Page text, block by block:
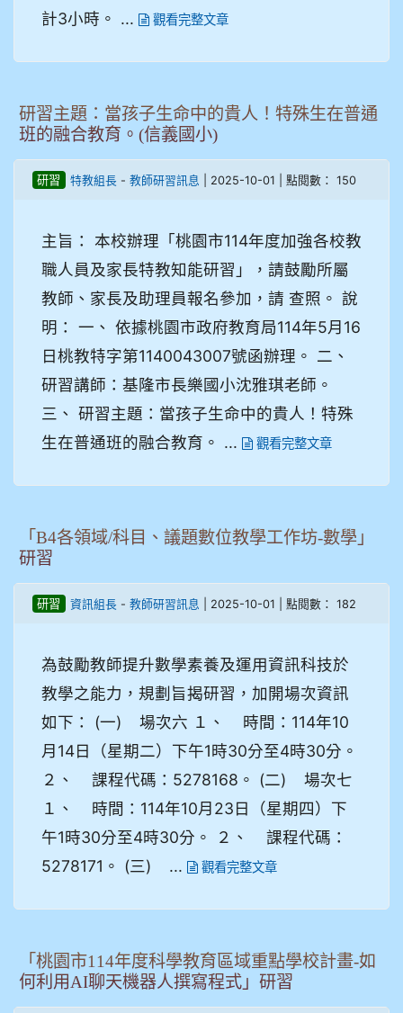
計3小時。 ...
觀看完整文章
研習主題：當孩子生命中的貴人！特殊生在普通
班的融合教育。(信義國小)
研習 特教組長 - 教師研習訊息 | 2025-10-01 | 點閱數： 150
主旨： 本校辦理「桃園市114年度加強各校教
職人員及家長特教知能研習」，請鼓勵所屬
教師、家長及助理員報名參加，請 查照。 說
明： 一、 依據桃園市政府教育局114年5月16
日桃教特字第1140043007號函辦理。 二、
研習講師：基隆市長樂國小沈雅琪老師。
三、 研習主題：當孩子生命中的貴人！特殊
生在普通班的融合教育。 ...
觀看完整文章
「B4各領域/科目、議題數位教學工作坊-數學」
研習
研習 資訊組長 - 教師研習訊息 | 2025-10-01 | 點閱數： 182
為鼓勵教師提升數學素養及運用資訊科技於
教學之能力，規劃旨揭研習，加開場次資訊
如下： (一) 場次六 １、 時間：114年10
月14日（星期二）下午1時30分至4時30分。
２、 課程代碼：5278168。 (二) 場次七
１、 時間：114年10月23日（星期四）下
午1時30分至4時30分。 ２、 課程代碼：
5278171。 (三) ...
觀看完整文章
「桃園市114年度科學教育區域重點學校計畫-如
何利用AI聊天機器人撰寫程式」研習